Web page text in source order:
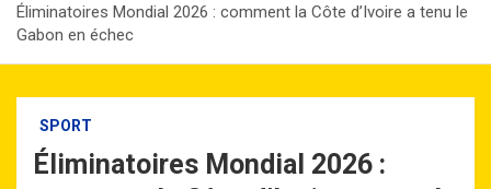
Éliminatoires Mondial 2026 : comment la Côte d’Ivoire a tenu le
Gabon en échec
SPORT
Éliminatoires Mondial 2026 :